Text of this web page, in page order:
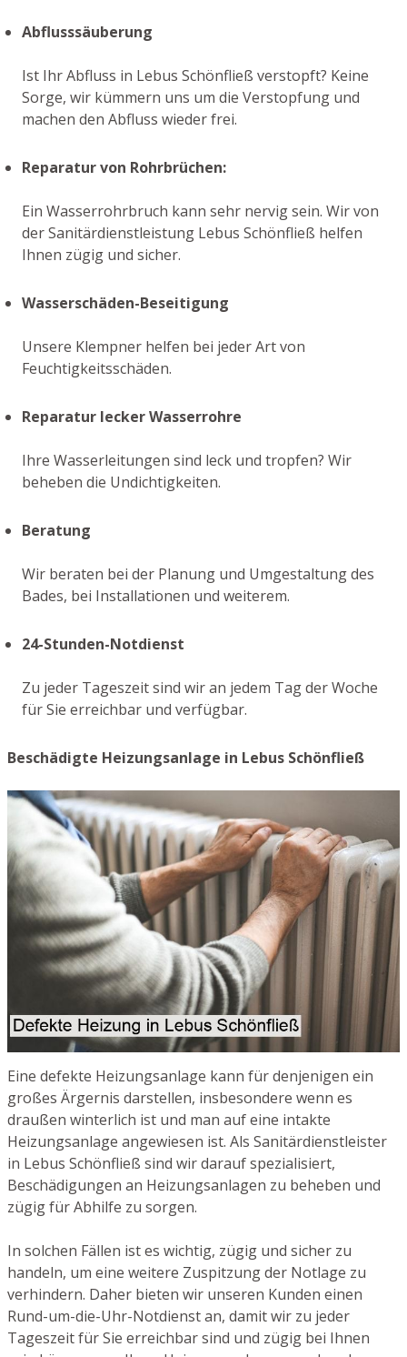
Abflusssäuberung
Ist Ihr Abfluss in Lebus Schönfließ verstopft? Keine
Sorge, wir kümmern uns um die Verstopfung und
machen den Abfluss wieder frei.
Reparatur von Rohrbrüchen:
Ein Wasserrohrbruch kann sehr nervig sein. Wir von
der Sanitärdienstleistung Lebus Schönfließ helfen
Ihnen zügig und sicher.
Wasserschäden-Beseitigung
Unsere Klempner helfen bei jeder Art von
Feuchtigkeitsschäden.
Reparatur lecker Wasserrohre
Ihre Wasserleitungen sind leck und tropfen? Wir
beheben die Undichtigkeiten.
Beratung
Wir beraten bei der Planung und Umgestaltung des
Bades, bei Installationen und weiterem.
24-Stunden-Notdienst
Zu jeder Tageszeit sind wir an jedem Tag der Woche
für Sie erreichbar und verfügbar.
Beschädigte Heizungsanlage in Lebus Schönfließ
Eine defekte Heizungsanlage kann für denjenigen ein
großes Ärgernis darstellen, insbesondere wenn es
draußen winterlich ist und man auf eine intakte
Heizungsanlage angewiesen ist. Als Sanitärdienstleister
in Lebus Schönfließ sind wir darauf spezialisiert,
Beschädigungen an Heizungsanlagen zu beheben und
zügig für Abhilfe zu sorgen.
In solchen Fällen ist es wichtig, zügig und sicher zu
handeln, um eine weitere Zuspitzung der Notlage zu
verhindern. Daher bieten wir unseren Kunden einen
Rund-um-die-Uhr-Notdienst an, damit wir zu jeder
Tageszeit für Sie erreichbar sind und zügig bei Ihnen